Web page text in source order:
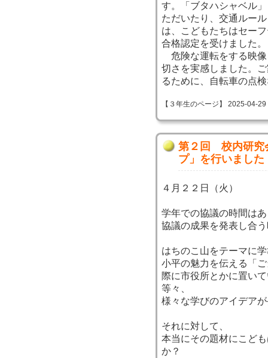
す。「ブタハシャベル
ただいたり、交通ルー
は、こどもたちはセー
合格認定を受けました。
危険な運転をする映像
切さを実感しました。
るために、自転車の点
【３年生のページ】 2025-04-
第２回 校内研究
プ」を行いました
４月２２日（火）
学年での協議の時間は
協議の成果を発表し合
はちのこ山をテーマに
小平の魅力を伝える「
際に市役所とかに置い
等々、
様々な学びのアイデア
それに対して、
本当にその題材にこど
か？